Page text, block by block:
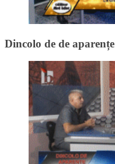
Dincolo de de aparențe